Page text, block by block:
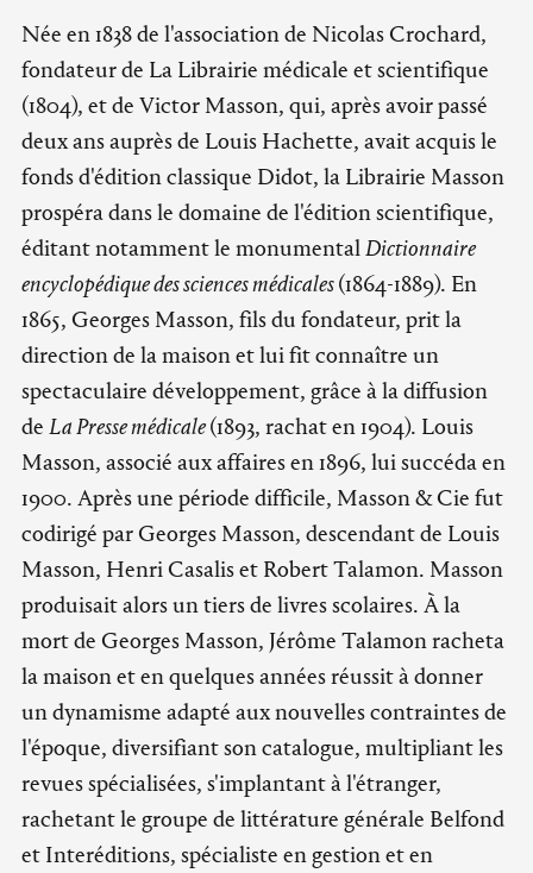
Née en 1838 de l'association de Nicolas Crochard,
fondateur de La Librairie médicale et scientifique
(1804), et de Victor Masson, qui, après avoir passé
deux ans auprès de Louis Hachette, avait acquis le
fonds d'édition classique Didot, la Librairie Masson
prospéra dans le domaine de l'édition scientifique,
éditant notamment le monumentalDictionnaire
encyclopédique des sciences médicales(1864-1889). En
1865, Georges Masson, fils du fondateur, prit la
direction de la maison et lui fit connaître un
spectaculaire développement, grâce à la diffusion
de La Presse médicale(1893, rachat en 1904). Louis
Masson, associé aux affaires en 1896, lui succéda en
1900. Après une période difficile, Masson & Cie fut
codirigé par Georges Masson, descendant de Louis
Masson, Henri Casalis et Robert Talamon. Masson
produisait alors un tiers de livres scolaires. À la
mort de Georges Masson, Jérôme Talamon racheta
la maison et en quelques années réussit à donner
un dynamisme adapté aux nouvelles contraintes de
l'époque, diversifiant son catalogue, multipliant les
revues spécialisées, s'implantant à l'étranger,
rachetant le groupe de littérature générale Belfond
et Interéditions, spécialiste en gestion et en